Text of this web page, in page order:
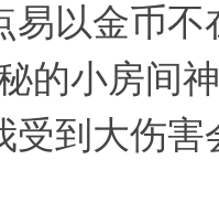
易以金币不
的小房间
受到大伤害